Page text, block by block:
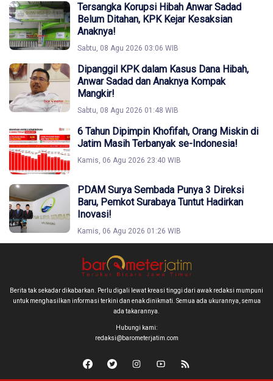
Tersangka Korupsi Hibah Anwar Sadad
Belum Ditahan, KPK Kejar Kesaksian
Anaknya!
Sabtu, 08 Agu 2026 03:06 WIB
Dipanggil KPK dalam Kasus Dana Hibah,
Anwar Sadad dan Anaknya Kompak
Mangkir!
Sabtu, 08 Agu 2026 01:48 WIB
6 Tahun Dipimpin Khofifah, Orang Miskin di
Jatim Masih Terbanyak se-Indonesia!
Kamis, 06 Agu 2026 23:40 WIB
PDAM Surya Sembada Punya 3 Direksi
Baru, Pemkot Surabaya Tuntut Hadirkan
Inovasi!
Kamis, 06 Agu 2026 01:26 WIB
Berita tak sekadar dikabarkan. Perlu digali lewat kreasi tinggi dari awak redaksi mumpuni
untuk menghasilkan informasi terkini dan enak dinikmati. Semua ada ukurannya, semua
ada takarannya.
Hubungi kami:
redaksi@barometerjatim.com